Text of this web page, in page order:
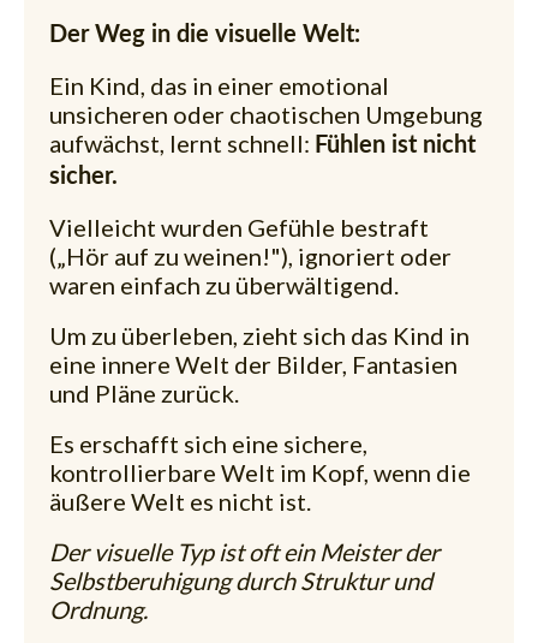
Der Weg in die visuelle Welt:
Ein Kind, das in einer emotional
unsicheren oder chaotischen Umgebung
aufwächst, lernt schnell: Fühlen ist nicht
sicher.
Vielleicht wurden Gefühle bestraft
(„Hör auf zu weinen!"), ignoriert oder
waren einfach zu überwältigend.
Um zu überleben, zieht sich das Kind in
eine innere Welt der Bilder, Fantasien
und Pläne zurück.
Es erschafft sich eine sichere,
kontrollierbare Welt im Kopf, wenn die
äußere Welt es nicht ist.
Der visuelle Typ ist oft ein Meister der
Selbstberuhigung durch Struktur und
Ordnung.